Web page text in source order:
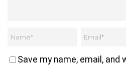
Save my name, email,